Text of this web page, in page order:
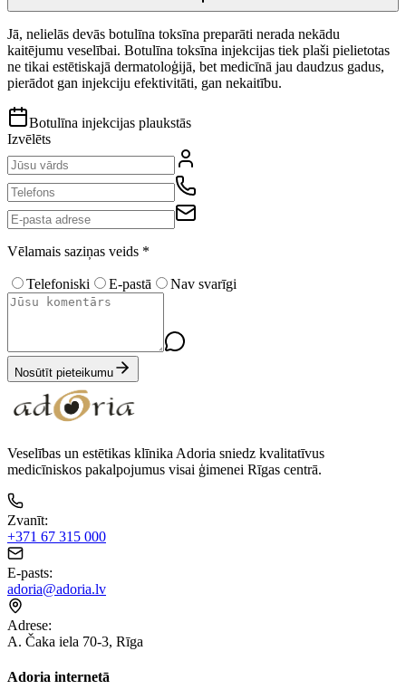
Jā, nelielās devās botulīna toksīna preparāti nerada nekādu
kaitējumu veselībai. Botulīna toksīna injekcijas tiek plaši pielietotas
ne tikai estētiskajā dermatoloģijā, bet medicīnā jau daudzus gadus,
pierādot gan injekciju efektivitāti, gan nekaitību.
Botulīna injekcijas plaukstās
Izvēlēts
Vēlamais saziņas veids *
Telefoniski E-pastā Nav svarīgi
Nosūtīt pieteikumu
Veselības un estētikas klīnika Adoria sniedz kvalitatīvus
medicīniskos pakalpojumus visai ģimenei Rīgas centrā.
Zvanīt:
+371 67 315 000
E-pasts:
adoria@adoria.lv
Adrese:
A. Čaka iela 70-3, Rīga
Adoria internetā